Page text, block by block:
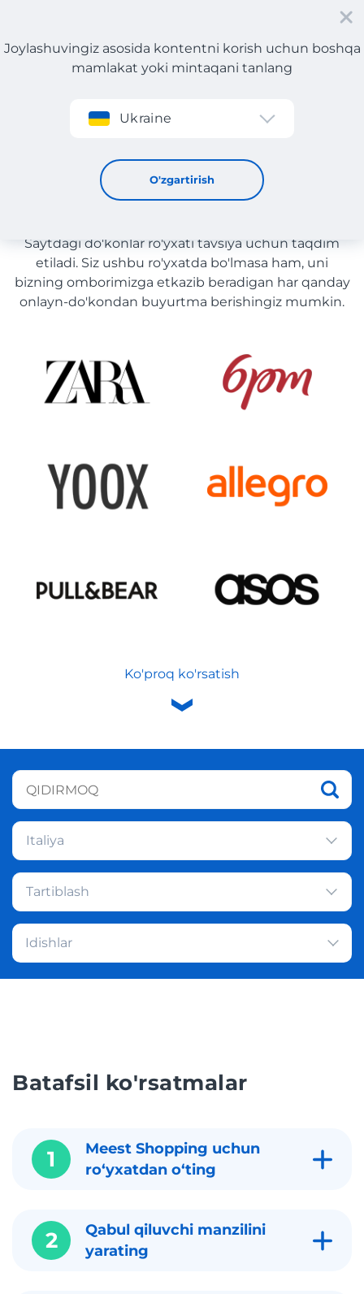
Roʻyxatdan oʻtish
Joylashuvingiz asosida kontentni korish uchun boshqa
mamlakat yoki mintaqani tanlang
Ukraine
O'zgartirish
Idishlar yetkazib berish bilan O'zbekiston
Idishlar yetkazib berish bilan
O'zbekiston
Saytdagi do'konlar ro'yxati tavsiya uchun taqdim
etiladi. Siz ushbu ro'yxatda bo'lmasa ham, uni
bizning omborimizga etkazib beradigan har qanday
onlayn-do'kondan buyurtma berishingiz mumkin.
Ko'proq ko'rsatish
Italiya
Tartiblash
Idishlar
Batafsil ko'rsatmalar
1
Meest Shopping uchun
roʻyxatdan oʻting
2
Qabul qiluvchi manzilini
yarating